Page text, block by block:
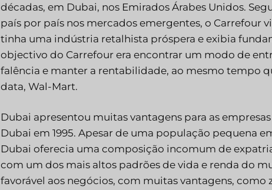
décadas, em Dubai, nos Emirados Árabes Unidos.
país por país nos mercados emergentes, o Carrefour
tinha uma indústria retalhista próspera e exibia
objectivo do Carrefour era encontrar um modo de
falência e manter a rentabilidade, ao mesmo tempo
data, Wal-Mart.
Dubai apresentou muitas vantagens para as
Dubai em 1995. Apesar de uma população pequena
Dubai oferecia uma composição incomum de
com um dos mais altos padrões de vida e renda do
favorável aos negócios, com muitas vantagens,